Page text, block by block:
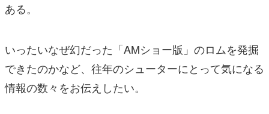
ある。
いったいなぜ幻だった「AMショー版」のロムを発掘
できたのかなど、往年のシューターにとって気になる
情報の数々をお伝えしたい。